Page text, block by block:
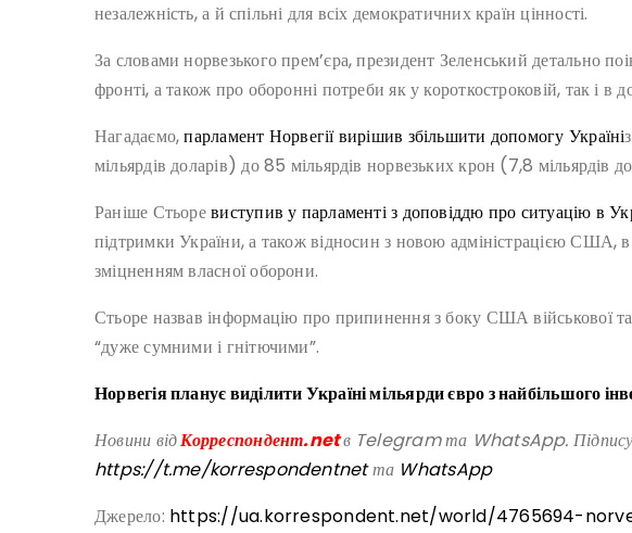
незалежність, а й спільні для всіх демократичних країн цінності.
За словами норвезького прем’єра, президент Зеленський детально
фронті, а також про оборонні потреби як у короткостроковій, так і в
Нагадаємо,парламент Норвегії вирішив збільшити допомогу Україні
мільярдів доларів) до 85 мільярдів норвезьких крон (7,8 мільярдів
Раніше Стьоревиступив у парламенті з доповіддю про ситуацію в
підтримки України, а також відносин з новою адміністрацією США,
зміцненням власної оборони.
Стьоре назвав інформацію про припинення з боку США військової
“дуже сумними і гнітючими”.
Норвегія планує виділити Україні мільярди євро з найбільшого
Новини відКорреспондент.netв Telegram та WhatsApp.
https://t.me/korrespondentnetта WhatsApp
Джерело: https://ua.korrespondent.net/world/4765694-